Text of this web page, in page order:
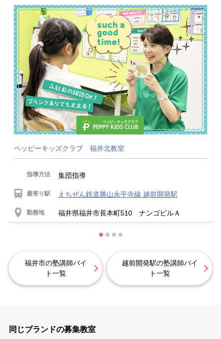
ペッピーキッズクラブ 福井北教室
指導方法 集団指導
最寄り駅 えちぜん鉄道勝山永平寺線 越前開発駅
勤務地 福井県福井市長本町510 ナンゴビルＡ
福井市の塾講師バイ
ト一覧
越前開発駅の塾講師バイ
ト一覧
同じブランドの募集教室